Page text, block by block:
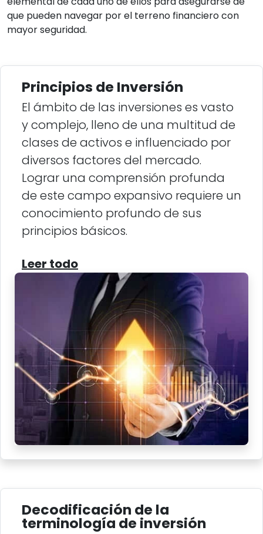
que pueden navegar por el terreno financiero con
mayor seguridad.
Principios de Inversión
El ámbito de las inversiones es vasto
y complejo, lleno de una multitud de
clases de activos e influenciado por
diversos factores del mercado.
Lograr una comprensión profunda
de este campo expansivo requiere un
conocimiento profundo de sus
principios básicos.
Leer todo
Decodificación de la
terminología de inversión